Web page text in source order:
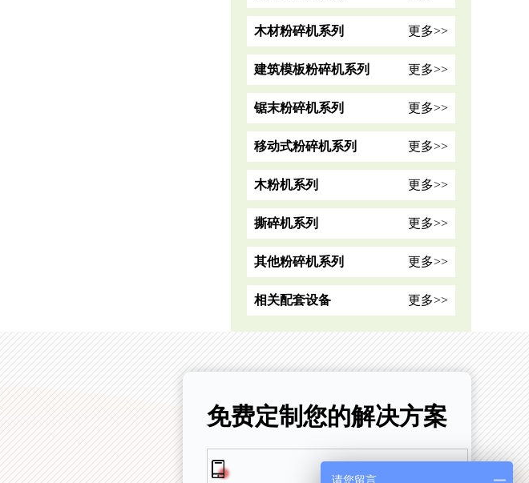
木材粉碎机系列 更多>>
建筑模板粉碎机系列 更多>>
锯末粉碎机系列 更多>>
移动式粉碎机系列 更多>>
木粉机系列 更多>>
撕碎机系列 更多>>
其他粉碎机系列 更多>>
相关配套设备 更多>>
免费定制您的解决方案
请您留言